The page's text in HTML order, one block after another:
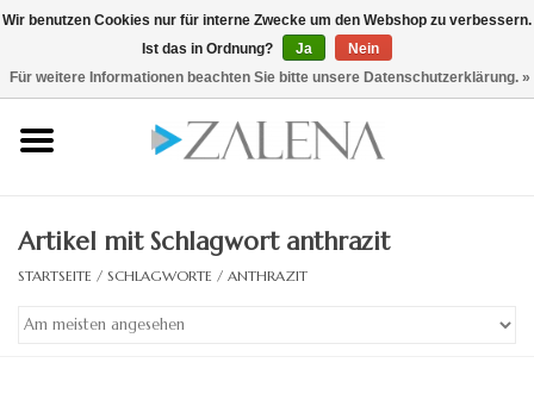
0 Artikel - €0,00 / hier zum B2B Shop
Rahmenspiegel
Lichtspiegel
Artikel mit Schlagwort anthrazit
STARTSEITE / SCHLAGWORTE / ANTHRAZIT
Wir benutzen Cookies nur für interne Zwecke um den Webshop zu verbessern.
Ist das in Ordnung?
Ja
Nein
Für weitere Informationen beachten Sie bitte unsere Datenschutzerklärung. »